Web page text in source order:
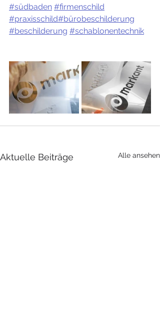
#südbaden #firmenschild
#praxisschild#bürobeschilderung
#beschilderung #schablonentechnik
Aktuelle Beiträge Alle ansehen